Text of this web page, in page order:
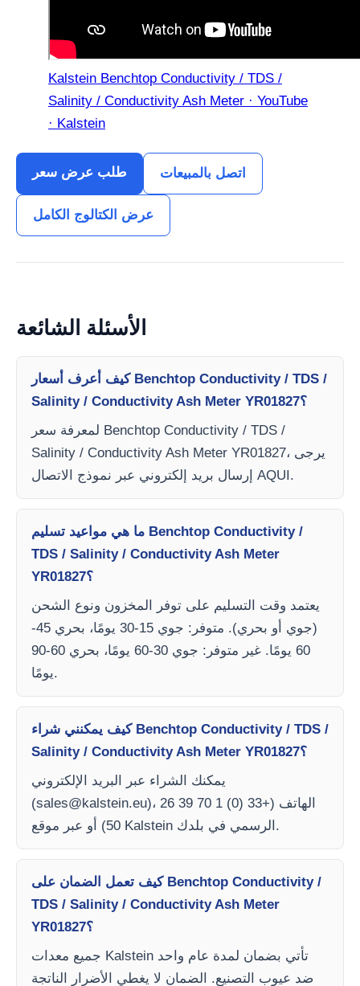
Kalstein Benchtop Conductivity / TDS /
Salinity / Conductivity Ash Meter · YouTube
· Kalstein
طلب عرض سعر اتصل بالمبيعات
عرض الكتالوج الكامل
الأسئلة الشائعة
كيف أعرف أسعار Benchtop Conductivity / TDS /
Salinity / Conductivity Ash Meter YR01827؟
لمعرفة سعر Benchtop Conductivity / TDS /
Salinity / Conductivity Ash Meter YR01827، يرجى
إرسال بريد إلكتروني عبر نموذج الاتصال AQUI.
ما هي مواعيد تسليم Benchtop Conductivity /
TDS / Salinity / Conductivity Ash Meter
YR01827؟
يعتمد وقت التسليم على توفر المخزون ونوع الشحن
(جوي أو بحري). متوفر: جوي 15-30 يومًا، بحري 45-
60 يومًا. غير متوفر: جوي 30-60 يومًا، بحري 60-90
يومًا.
كيف يمكنني شراء Benchtop Conductivity / TDS /
Salinity / Conductivity Ash Meter YR01827؟
يمكنك الشراء عبر البريد الإلكتروني
(sales@kalstein.eu)، الهاتف (+33 (0) 1 70 39 26
50) أو عبر موقع Kalstein الرسمي في بلدك.
كيف تعمل الضمان على Benchtop Conductivity /
TDS / Salinity / Conductivity Ash Meter
YR01827؟
جميع معدات Kalstein تأتي بضمان لمدة عام واحد
ضد عيوب التصنيع. الضمان لا يغطي الأضرار الناتجة